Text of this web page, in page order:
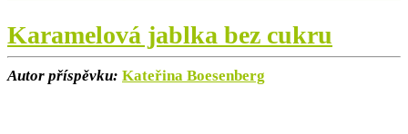
Karamelová jablka bez cukru
Autor příspěvku: Kateřina Boesenberg